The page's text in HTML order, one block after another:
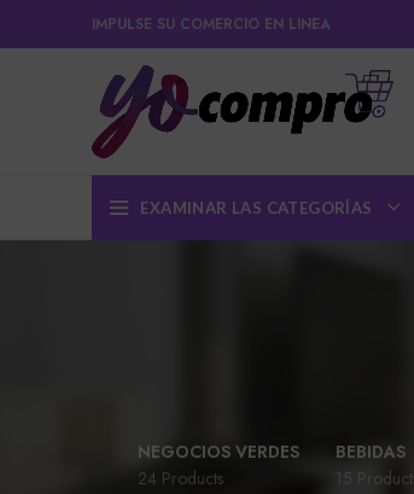
IMPULSE SU COMERCIO EN LINEA
EXAMINAR LAS CATEGORÍAS
NEGOCIOS VERDES
24 Products
BEBIDAS
15 Products